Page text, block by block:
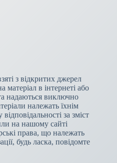
з відкритих джерел
в інтернеті або
надаються виключно
належать їхнім
за зміст
на нашому сайті
права, що належать
будь ласка, повідомте